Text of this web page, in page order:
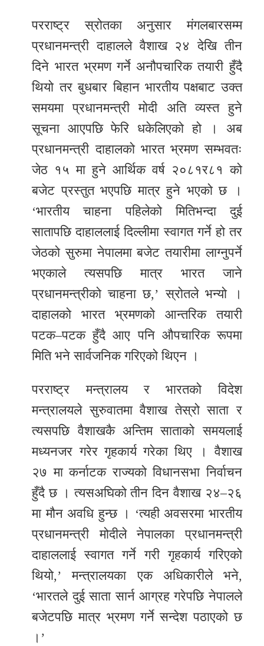
परराष्ट्र स्रोतका अनुसार मंगलबारसम्म
प्रधानमन्त्री दाहालले वैशाख २४ देखि तीन
दिने भारत भ्रमण गर्ने अनौपचारिक तयारी हुँदै
थियो तर बुधबार बिहान भारतीय पक्षबाट उक्त
समयमा प्रधानमन्त्री मोदी अति व्यस्त हुने
सूचना आएपछि फेरि धकेलिएको हो । अब
प्रधानमन्त्री दाहालको भारत भ्रमण सम्भवतः
जेठ १५ मा हुने आर्थिक वर्ष २०८१र८१ को
बजेट प्रस्तुत भएपछि मात्र हुने भएको छ ।
‘भारतीय चाहना पहिलेको मितिभन्दा दुई
सातापछि दाहाललाई दिल्लीमा स्वागत गर्ने हो तर
जेठको सुरुमा नेपालमा बजेट तयारीमा लाग्नुपर्ने
भएकाले त्यसपछि मात्र भारत जाने
प्रधानमन्त्रीको चाहना छ,’ स्रोतले भन्यो ।
दाहालको भारत भ्रमणको आन्तरिक तयारी
पटक–पटक हुँदै आए पनि औपचारिक रूपमा
मिति भने सार्वजनिक गरिएको थिएन ।
परराष्ट्र मन्त्रालय र भारतको विदेश
मन्त्रालयले सुरुवातमा वैशाख तेस्रो साता र
त्यसपछि वैशाखकै अन्तिम साताको समयलाई
मध्यनजर गरेर गृहकार्य गरेका थिए । वैशाख
२७ मा कर्नाटक राज्यको विधानसभा निर्वाचन
हुँदै छ । त्यसअघिको तीन दिन वैशाख २४–२६
मा मौन अवधि हुन्छ । ‘त्यही अवसरमा भारतीय
प्रधानमन्त्री मोदीले नेपालका प्रधानमन्त्री
दाहाललाई स्वागत गर्ने गरी गृहकार्य गरिएको
थियो,’ मन्त्रालयका एक अधिकारीले भने,
‘भारतले दुई साता सार्न आग्रह गरेपछि नेपालले
बजेटपछि मात्र भ्रमण गर्ने सन्देश पठाएको छ
।’